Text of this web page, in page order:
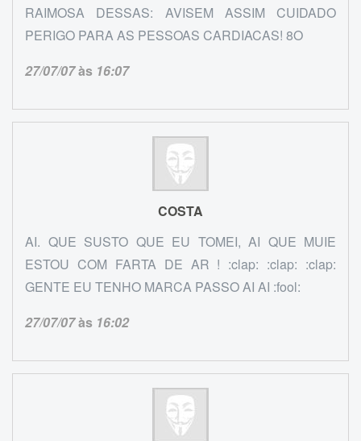
RAIMOSA DESSAS: AVISEM ASSIM CUIDADO
PERIGO PARA AS PESSOAS CARDIACAS! 8O
27/07/07às 16:07
COSTA
AI. QUE SUSTO QUE EU TOMEI, AI QUE MUIE
ESTOU COM FARTA DE AR ! :clap: :clap: :clap:
GENTE EU TENHO MARCA PASSO AI AI :fool:
27/07/07às 16:02